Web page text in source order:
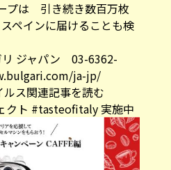
プは 引き続き数百万枚
ペインに届けることも検
リ ジャパン 03-6362-
ja-jp/
ス関連記事を読む
クト #tasteofitaly 実施中